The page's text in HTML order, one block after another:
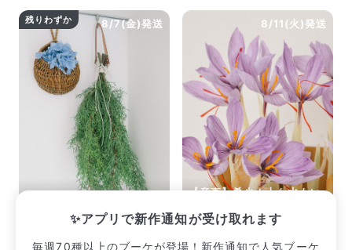
✨アプリで新作通知が受け取れます
毎週70種以上のブーケが登場！新作通知で人気ブーケ
8/7(金)発送
残りわずか 8/11(火)発送
【産直】希少！土も水もい
¥2,420